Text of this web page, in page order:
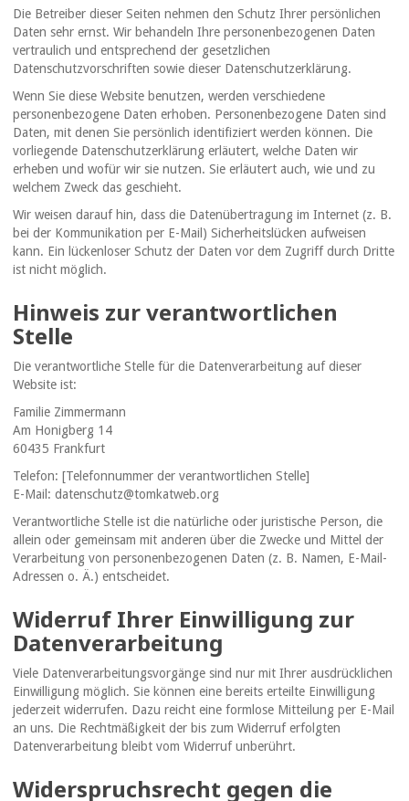
Die Betreiber dieser Seiten nehmen den Schutz Ihrer persönlichen
Daten sehr ernst. Wir behandeln Ihre personenbezogenen Daten
vertraulich und entsprechend der gesetzlichen
Datenschutzvorschriften sowie dieser Datenschutzerklärung.
Wenn Sie diese Website benutzen, werden verschiedene
personenbezogene Daten erhoben. Personenbezogene Daten sind
Daten, mit denen Sie persönlich identifiziert werden können. Die
vorliegende Datenschutzerklärung erläutert, welche Daten wir
erheben und wofür wir sie nutzen. Sie erläutert auch, wie und zu
welchem Zweck das geschieht.
Wir weisen darauf hin, dass die Datenübertragung im Internet (z. B.
bei der Kommunikation per E-Mail) Sicherheitslücken aufweisen
kann. Ein lückenloser Schutz der Daten vor dem Zugriff durch Dritte
ist nicht möglich.
Hinweis zur verantwortlichen
Stelle
Die verantwortliche Stelle für die Datenverarbeitung auf dieser
Website ist:
Familie Zimmermann
Am Honigberg 14
60435 Frankfurt
Telefon: [Telefonnummer der verantwortlichen Stelle]
E-Mail: datenschutz@tomkatweb.org
Verantwortliche Stelle ist die natürliche oder juristische Person, die
allein oder gemeinsam mit anderen über die Zwecke und Mittel der
Verarbeitung von personenbezogenen Daten (z. B. Namen, E-Mail-
Adressen o. Ä.) entscheidet.
Widerruf Ihrer Einwilligung zur
Datenverarbeitung
Viele Datenverarbeitungsvorgänge sind nur mit Ihrer ausdrücklichen
Einwilligung möglich. Sie können eine bereits erteilte Einwilligung
jederzeit widerrufen. Dazu reicht eine formlose Mitteilung per E-Mail
an uns. Die Rechtmäßigkeit der bis zum Widerruf erfolgten
Datenverarbeitung bleibt vom Widerruf unberührt.
Widerspruchsrecht gegen die